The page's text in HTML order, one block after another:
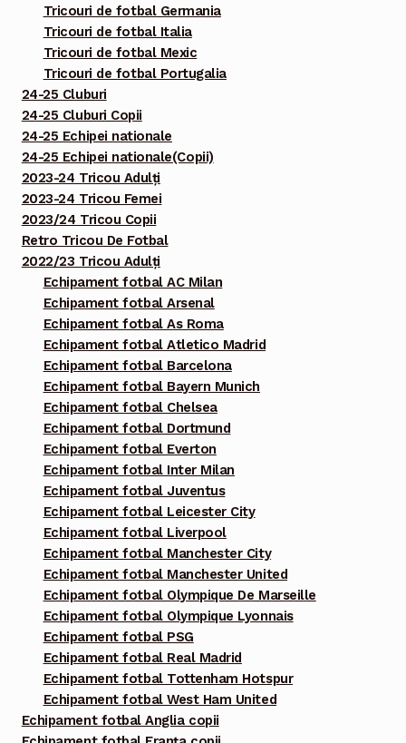
Tricouri de fotbal Germania
Tricouri de fotbal Italia
Tricouri de fotbal Mexic
Tricouri de fotbal Portugalia
24-25 Cluburi
24-25 Cluburi Copii
24-25 Echipei nationale
24-25 Echipei nationale(Copii)
2023-24 Tricou Adulți
2023-24 Tricou Femei
2023/24 Tricou Copii
Retro Tricou De Fotbal
2022/23 Tricou Adulți
Echipament fotbal AC Milan
Echipament fotbal Arsenal
Echipament fotbal As Roma
Echipament fotbal Atletico Madrid
Echipament fotbal Barcelona
Echipament fotbal Bayern Munich
Echipament fotbal Chelsea
Echipament fotbal Dortmund
Echipament fotbal Everton
Echipament fotbal Inter Milan
Echipament fotbal Juventus
Echipament fotbal Leicester City
Echipament fotbal Liverpool
Echipament fotbal Manchester City
Echipament fotbal Manchester United
Echipament fotbal Olympique De Marseille
Echipament fotbal Olympique Lyonnais
Echipament fotbal PSG
Echipament fotbal Real Madrid
Echipament fotbal Tottenham Hotspur
Echipament fotbal West Ham United
Echipament fotbal Anglia copii